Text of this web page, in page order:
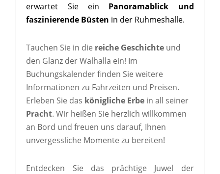
erwartet Sie ein Panoramablick und
faszinierende Büsten in der Ruhmeshalle.
Tauchen Sie in die reiche Geschichte und
den Glanz der Walhalla ein! Im
Buchungskalender finden Sie weitere
Informationen zu Fahrzeiten und Preisen.
Erleben Sie das königliche Erbe in all seiner
Pracht. Wir heißen Sie herzlich willkommen
an Bord und freuen uns darauf, Ihnen
unvergessliche Momente zu bereiten!
Entdecken Sie das prächtige Juwel der